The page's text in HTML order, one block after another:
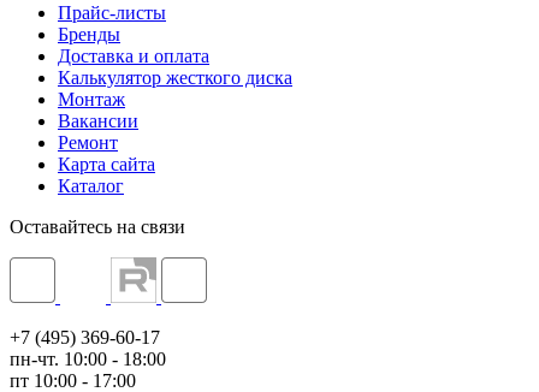
Прайс-листы
Бренды
Доставка и оплата
Калькулятор жесткого диска
Монтаж
Вакансии
Ремонт
Карта сайта
Каталог
Оставайтесь на связи
+7 (495) 369-60-17
пн-чт. 10:00 - 18:00
пт 10:00 - 17:00